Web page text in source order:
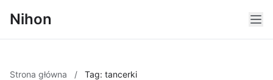
Nihon
Strona główna / Tag: tancerki